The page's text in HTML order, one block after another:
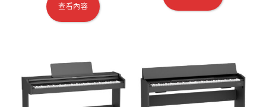
查看內容